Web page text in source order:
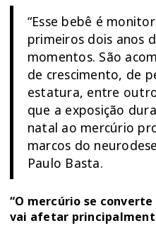
“Esse bebê é
primeiros dois anos
momentos. São
de crescimento, de
estatura, entre
que a exposição
natal ao mercúrio
marcos do
Paulo Basta.
“O mercúrio se
vai afetar